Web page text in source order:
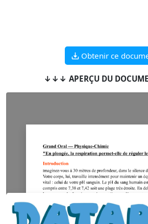
Obtenir ce
↓↓↓ APERÇU DU